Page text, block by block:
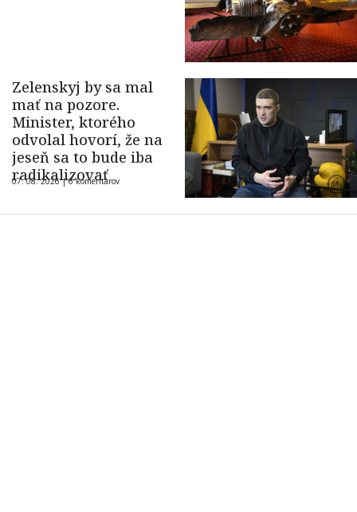
Zelenskyj by sa mal
mať na pozore.
Minister, ktorého
odvolal hovorí, že na
jeseň sa to bude iba
radikalizovať
07. 08. 2026 |6 komentárov